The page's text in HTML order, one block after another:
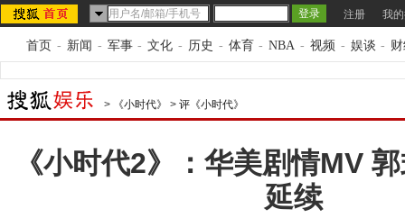
注册 我
首页 - 新闻 - 军事 - 文化 - 历史 - 体育 - NBA - 视频 - 娱谈 -
> 《小时代》 > 评《小时代》
《小时代2》：华美剧情MV
延续